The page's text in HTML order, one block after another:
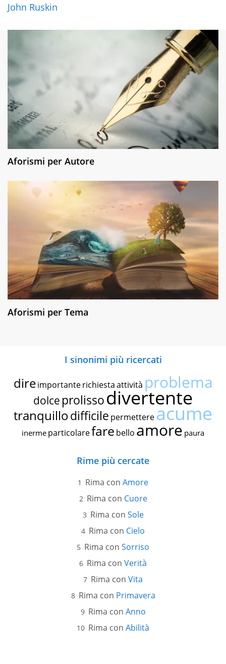
John Ruskin
Aforismi per Autore
Aforismi per Tema
I sinonimi più ricercati
dire importante richiestaattività problema
dolce prolissodivertente
tranquillodifficile permettereacume
inerme particolarefare bello amore paura
Rime più cercate
Rima con Amore
Rima con Cuore
Rima con Sole
Rima con Cielo
Rima con Sorriso
Rima con Verità
Rima con Vita
Rima con Primavera
Rima con Anno
Rima con Abilità